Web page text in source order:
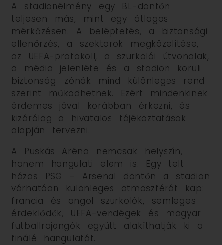
A stadionélmény egy BL-döntőn
teljesen más, mint egy átlagos
mérkőzésen. A beléptetés, a biztonsági
ellenőrzés, a szektorok megközelítése,
az UEFA-protokoll, a szurkolói útvonalak,
a média jelenléte és a stadion körüli
biztonsági zónák mind különleges rend
szerint működhetnek. Ezért mindenkinek
érdemes jóval korábban érkezni, és
kizárólag a hivatalos tájékoztatások
alapján tervezni.
A Puskás Aréna nemcsak helyszín,
hanem hangulati elem is. Egy telt
házas PSG – Arsenal döntőn a stadion
várhatóan különleges atmoszférát kap:
francia és angol szurkolók, semleges
érdeklődők, UEFA-vendégek és magyar
futballrajongók együtt alakíthatják ki a
finálé hangulatát.